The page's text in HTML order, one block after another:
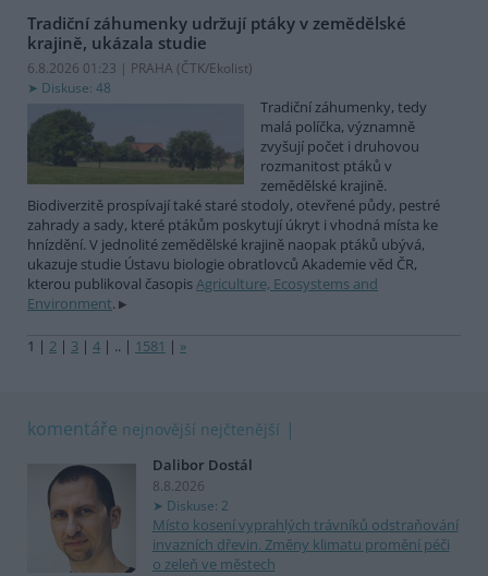
Tradiční záhumenky udržují ptáky v zemědělské
krajině, ukázala studie
6.8.2026 01:23 | PRAHA (ČTK/Ekolist)
Diskuse: 48
Tradiční záhumenky, tedy
malá políčka, významně
zvyšují počet i druhovou
rozmanitost ptáků v
zemědělské krajině.
Biodiverzitě prospívají také staré stodoly, otevřené půdy, pestré
zahrady a sady, které ptákům poskytují úkryt i vhodná místa ke
hnízdění. V jednolité zemědělské krajině naopak ptáků ubývá,
ukazuje studie Ústavu biologie obratlovců Akademie věd ČR,
kterou publikoval časopisAgriculture, Ecosystems and
Environment.
1 | 2 | 3 | 4 | .. | 1581 | »
komentáře nejnovější nejčtenější
Dalibor Dostál
8.8.2026
Diskuse: 2
Místo kosení vyprahlých trávníků odstraňování
invazních dřevin. Změny klimatu promění péči
o zeleň ve městech